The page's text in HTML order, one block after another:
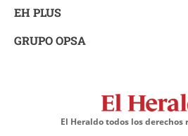
EH PLUS
GRUPO OPSA
El Heraldo todos los derechos